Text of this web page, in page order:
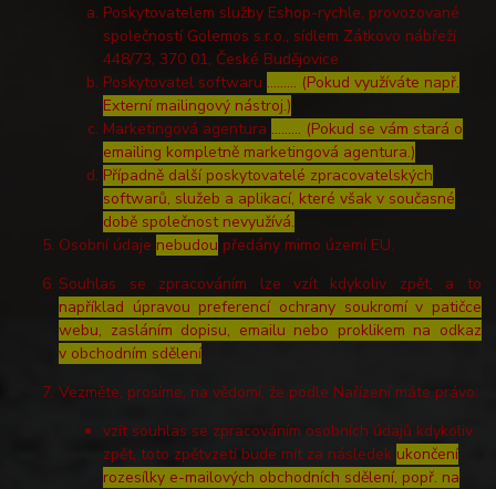
Poskytovatelem služby Eshop-rychle, provozované
společností Golemos s.r.o., sídlem Zátkovo nábřeží
448/73, 370 01, České Budějovice
Poskytovatel softwaru ……… (Pokud využíváte např.
Externí mailingový nástroj.)
Marketingová agentura ……… (Pokud se vám stará o
emailing kompletně marketingová agentura.)
Případně další poskytovatelé zpracovatelských
softwarů, služeb a aplikací, které však v současné
době společnost nevyužívá.
Osobní údaje nebudou předány mimo území EU.
Souhlas se zpracováním lze vzít kdykoliv zpět, a to
například úpravou preferencí ochrany soukromí v patičce
webu, zasláním dopisu, emailu nebo proklikem na odkaz
v obchodním sdělení.
Vezměte, prosíme, na vědomí, že podle Nařízení máte právo:
vzít souhlas se zpracováním osobních údajů kdykoliv
zpět, toto zpětvzetí bude mít za následek ukončení
rozesílky e-mailových obchodních sdělení, popř. na